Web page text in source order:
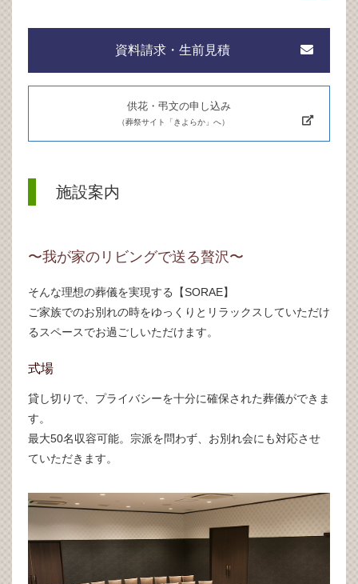
資料請求・生前見積
供花・弔文の申し込み
（葬祭サイト「きよらか」へ）
施設案内
〜我が家のリビングで送る贅沢〜
そんな理想の葬儀を実現する【SORAE】
ご家族でのお別れの時をゆっくりとリラックスしていただけ
るスペースでお過ごしいただけます。
式場
貸し切りで、プライバシーを十分に確保された葬儀ができま
す。
最大50名収容可能。宗派を問わず、お別れ会にも対応させ
ていただきます。